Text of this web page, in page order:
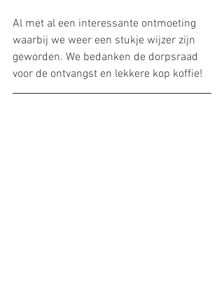
Al met al een interessante ontmoeting
waarbij we weer een stukje wijzer zijn
geworden. We bedanken de dorpsraad
voor de ontvangst en lekkere kop koffie!